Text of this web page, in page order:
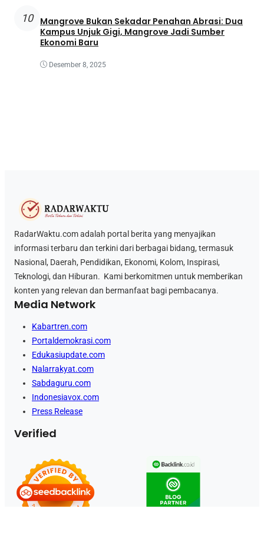
10
Mangrove Bukan Sekadar Penahan Abrasi: Dua
Kampus Unjuk Gigi, Mangrove Jadi Sumber
Ekonomi Baru
Desember 8, 2025
RadarWaktu.com adalah portal berita yang menyajikan
informasi terbaru dan terkini dari berbagai bidang, termasuk
Nasional, Daerah, Pendidikan, Ekonomi, Kolom, Inspirasi,
Teknologi, dan Hiburan. Kami berkomitmen untuk memberikan
konten yang relevan dan bermanfaat bagi pembacanya.
Media Network
Kabartren.com
Portaldemokrasi.com
Edukasiupdate.com
Nalarrakyat.com
Sabdaguru.com
Indonesiavox.com
Press Release
Verified